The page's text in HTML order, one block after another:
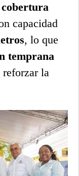
cobertura
capacidad
, lo que
temprana
reforzar la